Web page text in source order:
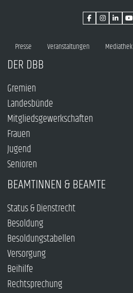
Presse Veranstaltungen Mediathek
DER DBB
Gremien
Landesbünde
Mitgliedsgewerkschaften
Frauen
Jugend
Senioren
BEAMTINNEN & BEAMTE
Status & Dienstrecht
Besoldung
Besoldungstabellen
Versorgung
Beihilfe
Rechtsprechung